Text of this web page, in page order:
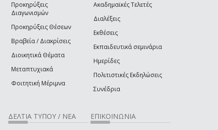
Προκηρύξεις
Διαγωνισμών
Προκηρύξεις Θέσεων
Βραβεία / Διακρίσεις
Διοικητικά Θέματα
Μεταπτυχιακά
Φοιτητική Μέριμνα
Ακαδημαϊκές Τελετές
Διαλέξεις
Εκθέσεις
Εκπαιδευτικά σεμινάρια
Ημερίδες
Πολιτιστικές Εκδηλώσεις
Συνέδρια
ΔΕΛΤΙΑ ΤΥΠΟΥ / ΝΕΑ ΕΠΙΚΟΙΝΩΝΙΑ